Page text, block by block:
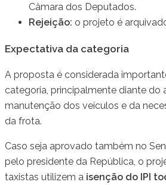
Câmara dos Deputados.
Rejeição: o projeto é
Expectativa da categoria
A proposta é considerada
categoria, principalmente diante do
manutenção dos veículos e da
da frota.
Caso seja aprovado também no
pelo presidente da República, o
taxistas utilizem a isenção do IPI